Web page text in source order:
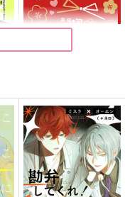
開運！ファウ晶まとめ
ORiCo壱番社
1,197円（税込）
ファウスト